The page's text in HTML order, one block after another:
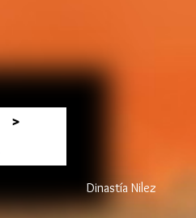
>
Dinastía Nilez